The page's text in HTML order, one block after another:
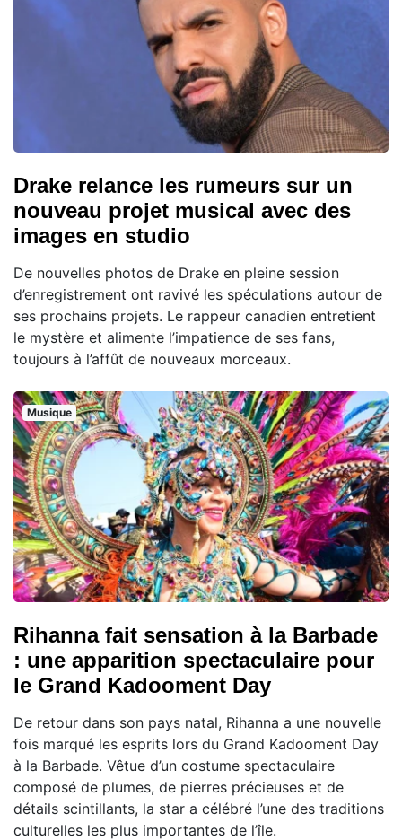
Drake relance les rumeurs sur un
nouveau projet musical avec des
images en studio
De nouvelles photos de Drake en pleine session
d’enregistrement ont ravivé les spéculations autour de
ses prochains projets. Le rappeur canadien entretient
le mystère et alimente l’impatience de ses fans,
toujours à l’affût de nouveaux morceaux.
Musique
Rihanna fait sensation à la Barbade
: une apparition spectaculaire pour
le Grand Kadooment Day
De retour dans son pays natal, Rihanna a une nouvelle
fois marqué les esprits lors du Grand Kadooment Day
à la Barbade. Vêtue d’un costume spectaculaire
composé de plumes, de pierres précieuses et de
détails scintillants, la star a célébré l’une des traditions
culturelles les plus importantes de l’île.